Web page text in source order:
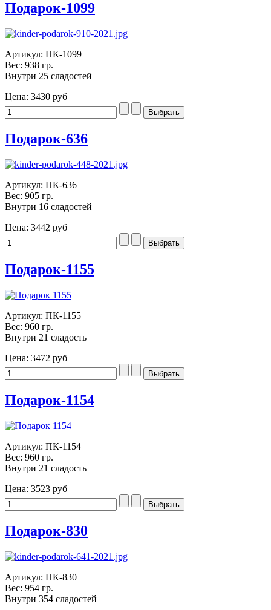
Подарок-1099
Артикул: ПК-1099
Вес: 938 гр.
Внутри 25 сладостей
Цена: 3430 руб
Подарок-636
Артикул: ПК-636
Вес: 905 гр.
Внутри 16 сладостей
Цена: 3442 руб
Подарок-1155
Артикул: ПК-1155
Вес: 960 гр.
Внутри 21 сладость
Цена: 3472 руб
Подарок-1154
Артикул: ПК-1154
Вес: 960 гр.
Внутри 21 сладость
Цена: 3523 руб
Подарок-830
Артикул: ПК-830
Вес: 954 гр.
Внутри 354 сладостей